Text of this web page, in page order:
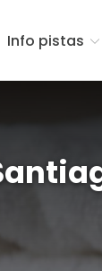
Info pistas